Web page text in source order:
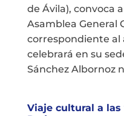
de Ávila), convoca
Asamblea General
correspondiente al
celebrará en su
Sánchez Albornoz
Viaje cultural a